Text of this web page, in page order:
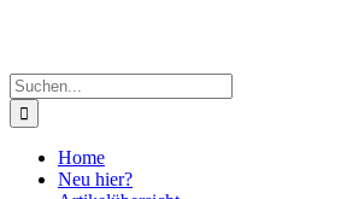
Suche
nach:
Home
Neu hier?